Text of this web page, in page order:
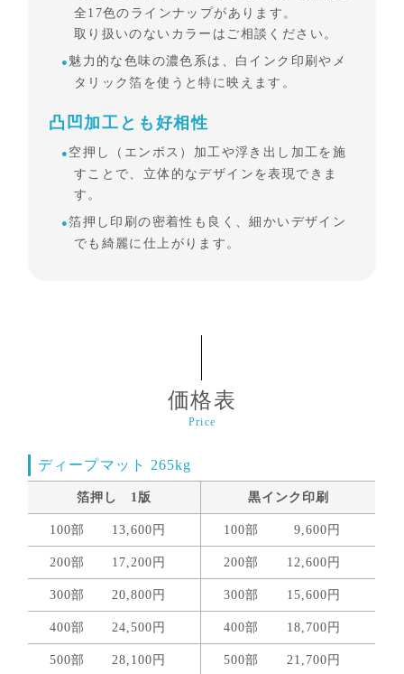
全17色のラインナップがあります。
取り扱いのないカラーはご相談ください。
魅力的な色味の濃色系は、白インク印刷やメ
タリック箔を使うと特に映えます。
凸凹加工とも好相性
空押し（エンボス）加工や浮き出し加工を施
すことで、立体的なデザインを表現できま
す。
箔押し印刷の密着性も良く、細かいデザイン
でも綺麗に仕上がります。
価格表
Price
ディープマット 265kg
箔押し 1版 黒インク印刷
100部 13,600円 100部 9,600円
200部 17,200円 200部 12,600円
300部 20,800円 300部 15,600円
400部 24,500円 400部 18,700円
500部 28,100円 500部 21,700円